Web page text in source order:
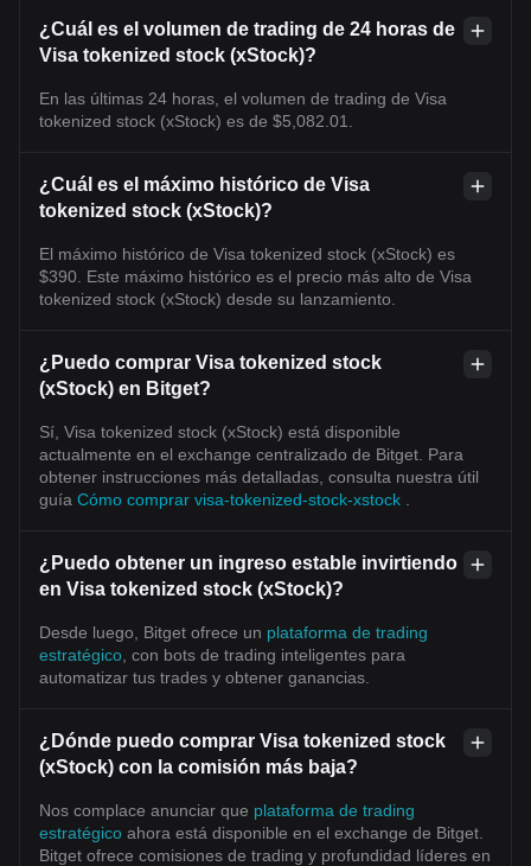
¿Cuál es el volumen de trading de 24 horas de
Visa tokenized stock (xStock)?
En las últimas 24 horas, el volumen de trading de Visa
tokenized stock (xStock) es de $5,082.01.
¿Cuál es el máximo histórico de Visa
tokenized stock (xStock)?
El máximo histórico de Visa tokenized stock (xStock) es
$390. Este máximo histórico es el precio más alto de Visa
tokenized stock (xStock) desde su lanzamiento.
¿Puedo comprar Visa tokenized stock
(xStock) en Bitget?
Sí, Visa tokenized stock (xStock) está disponible
actualmente en el exchange centralizado de Bitget. Para
obtener instrucciones más detalladas, consulta nuestra útil
guía Cómo comprar visa-tokenized-stock-xstock
¿Puedo obtener un ingreso estable invirtiendo
en Visa tokenized stock (xStock)?
Desde luego, Bitget ofrece un plataforma de trading
estratégico , con bots de trading inteligentes para
automatizar tus trades y obtener ganancias.
¿Dónde puedo comprar Visa tokenized stock
(xStock) con la comisión más baja?
Nos complace anunciar que plataforma de trading
estratégico ahora está disponible en el exchange de Bitget.
Bitget ofrece comisiones de trading y profundidad líderes en